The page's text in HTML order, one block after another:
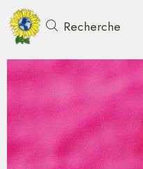
Recherche